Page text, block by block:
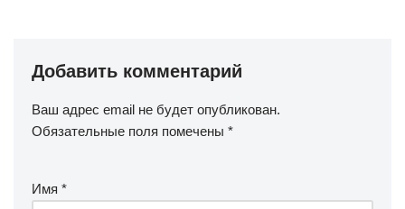
Добавить комментарий
Ваш адрес email не будет опубликован.
Обязательные поля помечены *
Имя *